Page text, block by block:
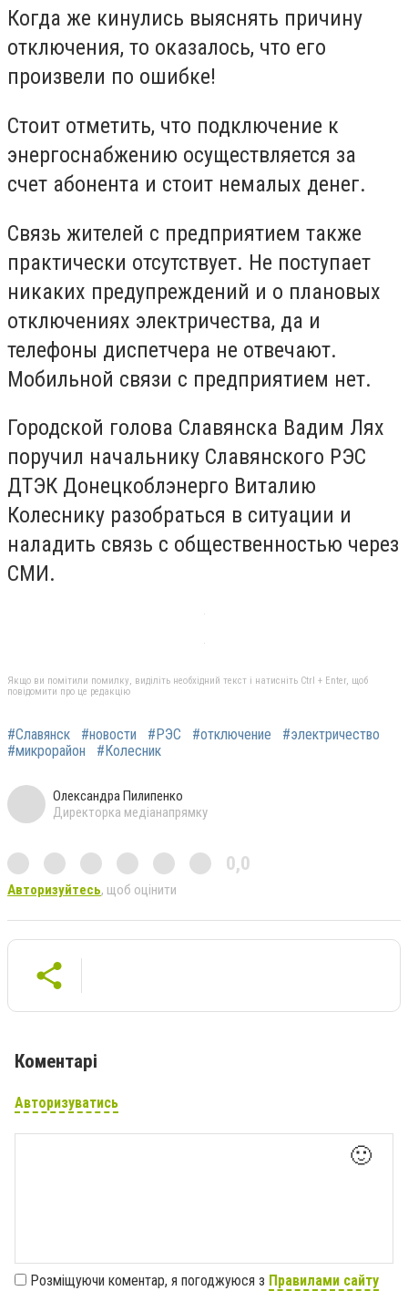
Когда же кинулись выяснять причину
отключения, то оказалось, что его
произвели по ошибке!
Стоит отметить, что подключение к
энергоснабжению осуществляется за
счет абонента и стоит немалых денег.
Связь жителей с предприятием также
практически отсутствует. Не поступает
никаких предупреждений и о плановых
отключениях электричества, да и
телефоны диспетчера не отвечают.
Мобильной связи с предприятием нет.
Городской голова Славянска Вадим Лях
поручил начальнику Славянского РЭС
ДТЭК Донецкоблэнерго Виталию
Колеснику разобраться в ситуации и
наладить связь с общественностью через
СМИ.
Якщо ви помітили помилку, виділіть необхідний текст і натисніть Ctrl + Enter, щоб
повідомити про це редакцію
#Славянск #новости #РЭС #отключение
#электричество
#микрорайон
#Колесник
Олександра Пилипенко
Директорка медіанапрямку
0,0
Авторизуйтесь, щоб оцінити
Коментарі
Авторизуватись
🙂
Розміщуючи коментар, я погоджуюся з Правилами сайту